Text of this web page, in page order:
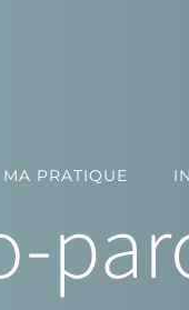
MA PRATIQUE